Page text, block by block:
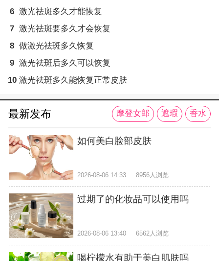
6 激光祛斑多久才能恢复
7 激光祛斑要多久才会恢复
8 做激光祛斑多久恢复
9 激光祛斑后多久可以恢复
10 激光祛斑多久能恢复正常皮肤
最新发布 摩登女郎 遮瑕 香水
如何美白脸部皮肤
2026-08-06 14:33 8956人浏览
过期了的化妆品可以使用吗
2026-08-06 13:40 6562人浏览
喝柠檬水有助于美白肌肤吗